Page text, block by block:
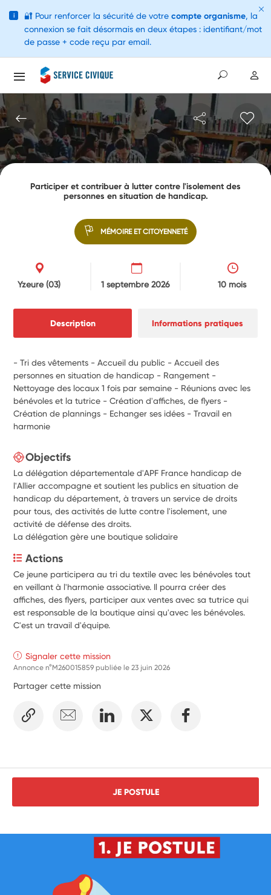
Participer et contribuer à lutter contre l'isolement des
personnes en situation de handicap.
MÉMOIRE ET CITOYENNETÉ
Yzeure(03) 1 septembre 2026 10 mois
Description Informations pratiques
- Tri des vêtements - Accueil du public - Accueil des
personnes en situation de handicap - Rangement -
Nettoyage des locaux 1 fois par semaine - Réunions avec les
bénévoles et la tutrice - Création d'affiches, de flyers -
Création de plannings - Echanger ses idées - Travail en
harmonie
Objectifs
La délégation départementale d'APF France handicap de
l'Allier accompagne et soutient les publics en situation de
handicap du département, à travers un service de droits
pour tous, des activités de lutte contre l'isolement, une
activité de défense des droits.
La délégation gère une boutique solidaire
Actions
Ce jeune participera au tri du textile avec les bénévoles tout
en veillant à l'harmonie associative. Il pourra créer des
affiches, des flyers, participer aux ventes avec sa tutrice qui
est responsable de la boutique ainsi qu'avec les bénévoles.
C'est un travail d'équipe.
Signaler cette mission
Annonce n°M260015859 publiée le23 juin 2026
Partager cette mission
JE POSTULE
i 🔐 Pour renforcer la sécurité de votre compte organisme, la
connexion se fait désormais en deux étapes : identifiant/mot
de passe + code reçu par email.